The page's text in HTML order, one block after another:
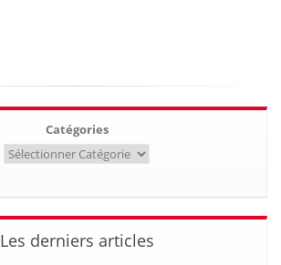
Catégories
Les derniers articles